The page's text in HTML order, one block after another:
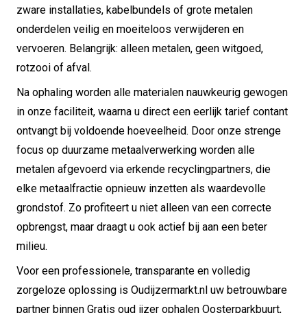
zware installaties, kabelbundels of grote metalen
onderdelen veilig en moeiteloos verwijderen en
vervoeren. Belangrijk: alleen metalen, geen witgoed,
rotzooi of afval.
Na ophaling worden alle materialen nauwkeurig gewogen
in onze faciliteit, waarna u direct een eerlijk tarief contant
ontvangt bij voldoende hoeveelheid. Door onze strenge
focus op duurzame metaalverwerking worden alle
metalen afgevoerd via erkende recyclingpartners, die
elke metaalfractie opnieuw inzetten als waardevolle
grondstof. Zo profiteert u niet alleen van een correcte
opbrengst, maar draagt u ook actief bij aan een beter
milieu.
Voor een professionele, transparante en volledig
zorgeloze oplossing is Oudijzermarkt.nl uw betrouwbare
partner binnen Gratis oud ijzer ophalen Oosterparkbuurt,